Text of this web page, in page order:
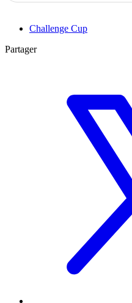
Challenge Cup
Partager